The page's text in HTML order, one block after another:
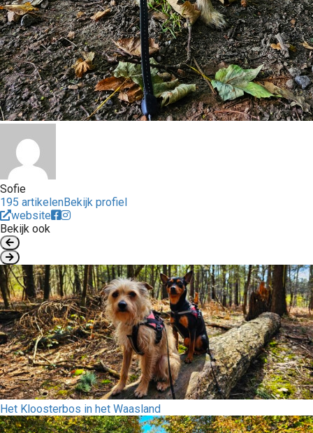
Sofie
195 artikelenBekijk profiel
website
Bekijk ook
Het Kloosterbos in het Waasland